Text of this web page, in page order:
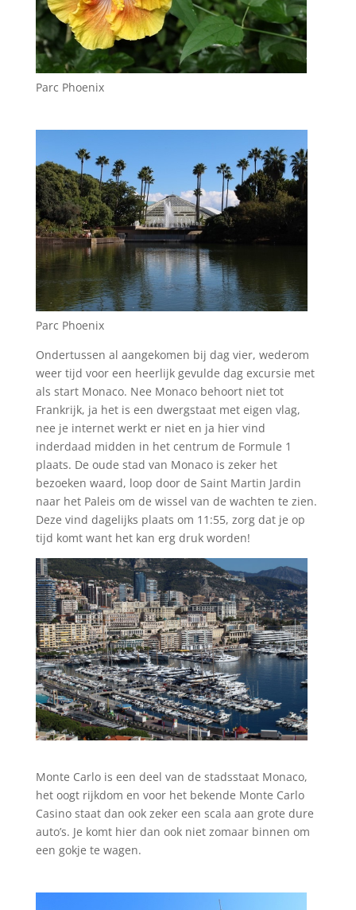
Parc Phoenix
Parc Phoenix
Ondertussen al aangekomen bij dag vier, wederom
weer tijd voor een heerlijk gevulde dag excursie met
als start Monaco. Nee Monaco behoort niet tot
Frankrijk, ja het is een dwergstaat met eigen vlag,
nee je internet werkt er niet en ja hier vind
inderdaad midden in het centrum de Formule 1
plaats. De oude stad van Monaco is zeker het
bezoeken waard, loop door de Saint Martin Jardin
naar het Paleis om de wissel van de wachten te zien.
Deze vind dagelijks plaats om 11:55, zorg dat je op
tijd komt want het kan erg druk worden!
Monte Carlo is een deel van de stadsstaat Monaco,
het oogt rijkdom en voor het bekende Monte Carlo
Casino staat dan ook zeker een scala aan grote dure
auto’s. Je komt hier dan ook niet zomaar binnen om
een gokje te wagen.